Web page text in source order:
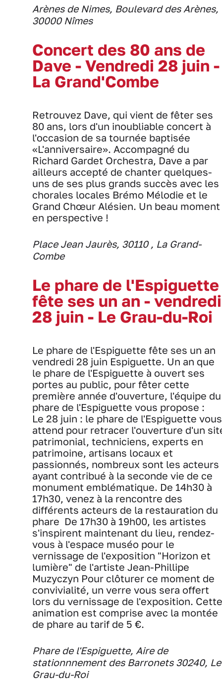
Arènes de Nimes, Boulevard des Arènes,
30000 Nîmes
Concert des 80 ans de
Dave - Vendredi 28 juin -
La Grand'Combe
Retrouvez Dave, qui vient de fêter ses
80 ans, lors d'un inoubliable concert à
l'occasion de sa tournée baptisée
«L'anniversaire». Accompagné du
Richard Gardet Orchestra, Dave a par
ailleurs accepté de chanter quelques-
uns de ses plus grands succès avec les
chorales locales Brémo Mélodie et le
Grand Chœur Alésien. Un beau moment
en perspective !
Place Jean Jaurès, 30110 , La Grand-
Combe
Le phare de l'Espiguette
fête ses un an - vendredi
28 juin - Le Grau-du-Roi
Le phare de l'Espiguette fête ses un an
vendredi 28 juin Espiguette. Un an que
le phare de l'Espiguette à ouvert ses
portes au public, pour fêter cette
première année d'ouverture, l'équipe du
phare de l'Espiguette vous propose :
Le 28 juin : le phare de l'Espiguette vous
attend pour retracer l'ouverture d'un
patrimonial, techniciens, experts en
patrimoine, artisans locaux et
passionnés, nombreux sont les acteurs
ayant contribué à la seconde vie de ce
monument emblématique. De 14h30 à
17h30, venez à la rencontre des
différents acteurs de la restauration du
phare ‍‍ De 17h30 à 19h00, les artistes
s'inspirent maintenant du lieu, rendez-
vous à l'espace muséo pour le
vernissage de l'exposition "Horizon et
lumière" de l'artiste Jean-Phillipe
Muzyczyn Pour clôturer ce moment de
convivialité, un verre vous sera offert
lors du vernissage de l'exposition. Cette
animation est comprise avec la montée
de phare au tarif de 5 €.
Phare de l'Espiguette, Aire de
stationnnement des Barronets 30240, Le
Grau-du-Roi